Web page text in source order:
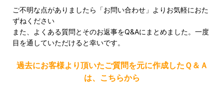
ご不明な点がありましたら「お問い合わせ」よりお気軽におた
ずねください
また、よくある質問とそのお返事をQ&Aにまとめました。一度
目を通していただけると幸いです。
過去にお客様より頂いたご質問を元に作成したＱ＆Ａ
は、こちらから